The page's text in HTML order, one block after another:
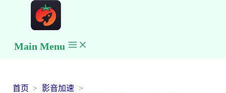
Main Menu
首页
影音加速